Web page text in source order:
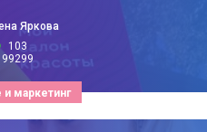
и маркетинг
Яркова
103
99299